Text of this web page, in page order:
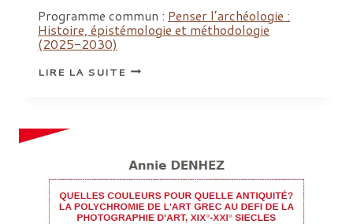
Programme commun : Penser l’archéologie :
Histoire, épistémologie et méthodologie
(2025-2030)
LIRE LA SUITESÉMINAIRES
DOCTORAUX
L’ANTIQUITÉ
? »